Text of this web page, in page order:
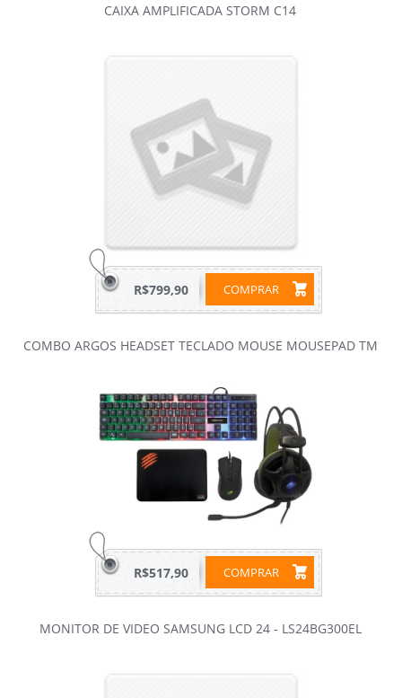
CAIXA AMPLIFICADA STORM C14
COMPRAR
R$799,90
COMBO ARGOS HEADSET TECLADO MOUSE MOUSEPAD TM
COMPRAR
R$517,90
MONITOR DE VIDEO SAMSUNG LCD 24 - LS24BG300EL